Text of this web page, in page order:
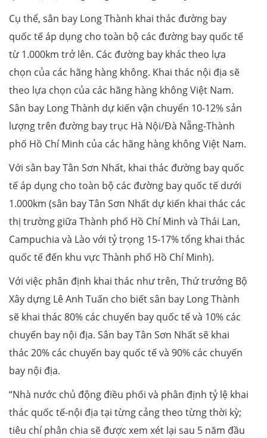
Cụ thể, sân bay Long Thành khai thác đường bay
quốc tế áp dụng cho toàn bộ các đường bay quốc tế
từ 1.000km trở lên. Các đường bay khác theo lựa
chọn của các hãng hàng không. Khai thác nội địa sẽ
theo lựa chọn của các hãng hàng không Việt Nam.
Sân bay Long Thành dự kiến vận chuyển 10-12% sản
lượng trên đường bay trục Hà Nội/Đà Nẵng-Thành
phố Hồ Chí Minh của các hãng hàng không Việt Nam.
Với sân bay Tân Sơn Nhất, khai thác đường bay quốc
tế áp dụng cho toàn bộ các đường bay quốc tế dưới
1.000km (sân bay Tân Sơn Nhất dự kiến khai thác các
thị trường giữa Thành phố Hồ Chí Minh và Thái Lan,
Campuchia và Lào với tỷ trọng 15-17% tổng khai thác
quốc tế đến khu vực Thành phố Hồ Chí Minh).
Với việc phân định khai thác như trên, Thứ trưởng Bộ
Xây dựng Lê Anh Tuấn cho biết sân bay Long Thành
sẽ khai thác 80% các chuyến bay quốc tế và 10% các
chuyến bay nội địa. Sân bay Tân Sơn Nhất sẽ khai
thác 20% các chuyến bay quốc tế và 90% các chuyến
bay nội địa.
“Nhà nước chủ động điều phối và phân định tỷ lệ khai
thác quốc tế-nội địa tại từng cảng theo từng thời kỳ;
tiêu chí phân chia sẽ được xem xét lại sau 5 năm đầu